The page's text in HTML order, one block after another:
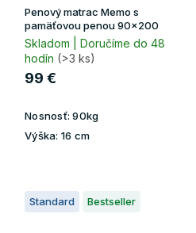
Penový matrac Memo s
pamäťovou penou 90x200
Skladom | Doručíme do 48
hodín (>3 ks)
99 €
Nosnosť: 90kg
Výška: 16 cm
Standard Bestseller